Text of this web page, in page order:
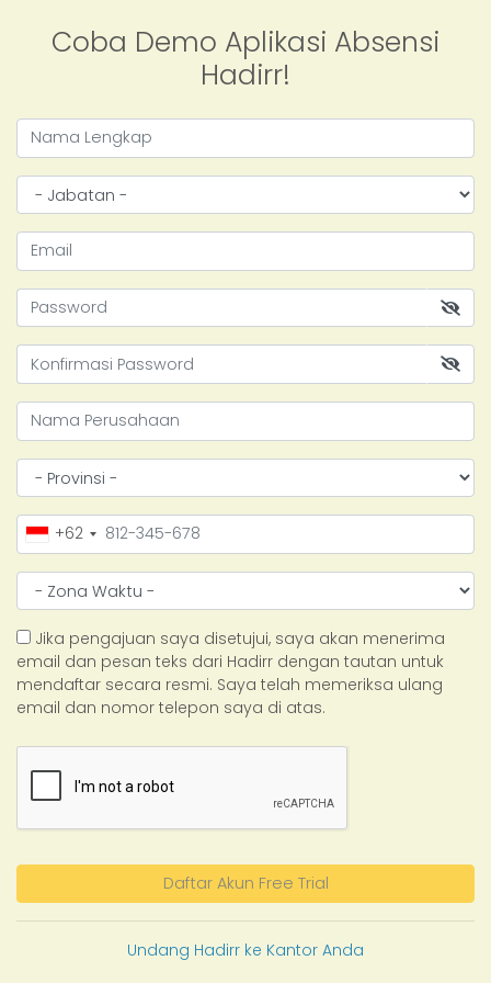
Coba Demo Aplikasi Absensi
Hadirr!
+62
Jika pengajuan saya disetujui, saya akan menerima
email dan pesan teks dari Hadirr dengan tautan untuk
mendaftar secara resmi. Saya telah memeriksa ulang
email dan nomor telepon saya di atas.
Daftar Akun Free Trial
Undang Hadirr ke Kantor Anda